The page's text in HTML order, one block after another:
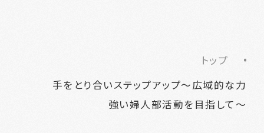
トップ
手をとり合いステップアップ～広域的な力
強い婦人部活動を目指して～